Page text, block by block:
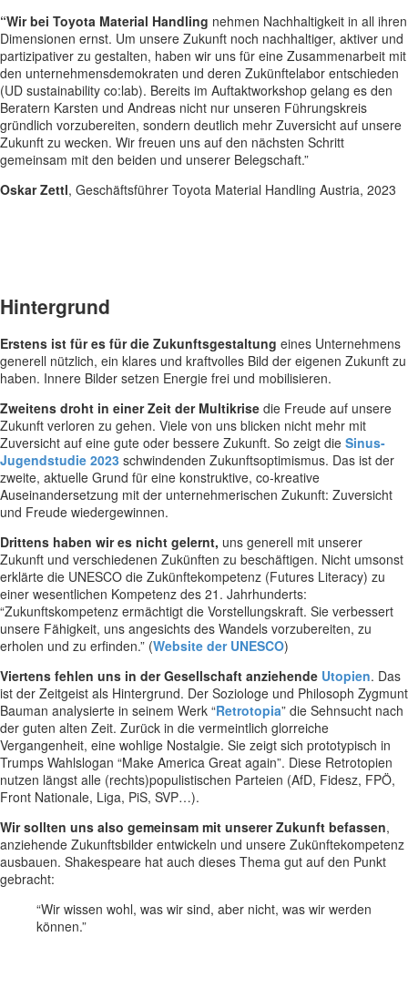
“Wir bei Toyota Material Handling nehmen Nachhaltigkeit in all ihren
Dimensionen ernst. Um unsere Zukunft noch nachhaltiger, aktiver und
partizipativer zu gestalten, haben wir uns für eine Zusammenarbeit mit
den unternehmensdemokraten und deren Zukünftelabor entschieden
(UD sustainability co:lab). Bereits im Auftaktworkshop gelang es den
Beratern Karsten und Andreas nicht nur unseren Führungskreis
gründlich vorzubereiten, sondern deutlich mehr Zuversicht auf unsere
Zukunft zu wecken. Wir freuen uns auf den nächsten Schritt
gemeinsam mit den beiden und unserer Belegschaft.”
Oskar Zettl, Geschäftsführer Toyota Material Handling Austria, 2023
Hintergrund
Erstens ist für es für die Zukunftsgestaltung eines Unternehmens
generell nützlich, ein klares und kraftvolles Bild der eigenen Zukunft zu
haben. Innere Bilder setzen Energie frei und mobilisieren.
Zweitens droht in einer Zeit der Multikrise die Freude auf unsere
Zukunft verloren zu gehen. Viele von uns blicken nicht mehr mit
Zuversicht auf eine gute oder bessere Zukunft. So zeigt die Sinus-
Jugendstudie 2023 schwindenden Zukunftsoptimismus. Das ist der
zweite, aktuelle Grund für eine konstruktive, co-kreative
Auseinandersetzung mit der unternehmerischen Zukunft: Zuversicht
und Freude wiedergewinnen.
Drittens haben wir es nicht gelernt, uns generell mit unserer
Zukunft und verschiedenen Zukünften zu beschäftigen. Nicht umsonst
erklärte die UNESCO die Zukünftekompetenz (Futures Literacy) zu
einer wesentlichen Kompetenz des 21. Jahrhunderts:
“Zukunftskompetenz ermächtigt die Vorstellungskraft. Sie verbessert
unsere Fähigkeit, uns angesichts des Wandels vorzubereiten, zu
erholen und zu erfinden.” (Website der UNESCO)
Viertens fehlen uns in der Gesellschaft anziehende Utopien. Das
ist der Zeitgeist als Hintergrund. Der Soziologe und Philosoph Zygmunt
Bauman analysierte in seinem Werk “Retrotopia” die Sehnsucht nach
der guten alten Zeit. Zurück in die vermeintlich glorreiche
Vergangenheit, eine wohlige Nostalgie. Sie zeigt sich prototypisch in
Trumps Wahlslogan “Make America Great again”. Diese Retrotopien
nutzen längst alle (rechts)populistischen Parteien (AfD, Fidesz, FPÖ,
Front Nationale, Liga, PiS, SVP…).
Wir sollten uns also gemeinsam mit unserer Zukunft befassen,
anziehende Zukunftsbilder entwickeln und unsere Zukünftekompetenz
ausbauen. Shakespeare hat auch dieses Thema gut auf den Punkt
gebracht:
“Wir wissen wohl, was wir sind, aber nicht, was wir werden
können.”